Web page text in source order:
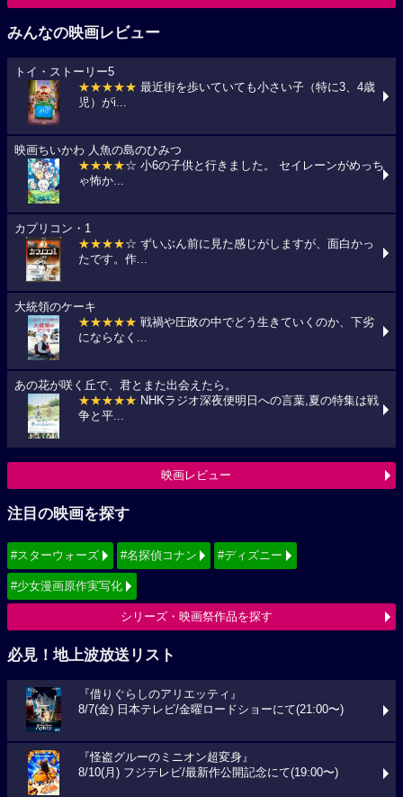
みんなの映画レビュー
トイ・ストーリー5
★★★★★ 最近街を歩いていても小さい子（特に3、4歳
児）がi...
映画ちいかわ 人魚の島のひみつ
★★★★☆ 小6の子供と行きました。 セイレーンがめっち
ゃ怖か...
カプリコン・1
★★★★☆ ずいぶん前に見た感じがしますが、面白かっ
たです。作...
大統領のケーキ
★★★★★ 戦禍や圧政の中でどう生きていくのか、下劣
にならなく...
あの花が咲く丘で、君とまた出会えたら。
★★★★★ NHKラジオ深夜便明日への言葉,夏の特集は戦
争と平...
映画レビュー
注目の映画を探す
#スターウォーズ #名探偵コナン #ディズニー
#少女漫画原作実写化
シリーズ・映画祭作品を探す
必見！地上波放送リスト
『借りぐらしのアリエッティ』
8/7(金) 日本テレビ/金曜ロードショーにて(21:00〜)
『怪盗グルーのミニオン超変身』
8/10(月) フジテレビ/最新作公開記念にて(19:00〜)